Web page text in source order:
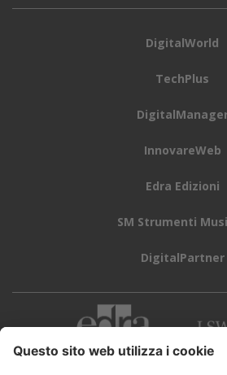
DigitalWorld
TechPlus
InnovareWeb
Edra Edizioni
SM Strumenti
DigitalPartner